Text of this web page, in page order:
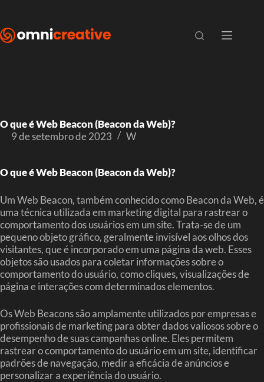
O que é Web Beacon (Beacon da Web)?
9 de setembro de 2023
W
O que é Web Beacon (Beacon da Web)?
Um Web Beacon, também conhecido como Beacon da Web, é
uma técnica utilizada em marketing digital para rastrear o
comportamento dos usuários em um site. Trata-se de um
pequeno objeto gráfico, geralmente invisível aos olhos dos
visitantes, que é incorporado em uma página da web. Esses
objetos são usados para coletar informações sobre o
comportamento do usuário, como cliques, visualizações de
página e interações com determinados elementos.
Os Web Beacons são amplamente utilizados por empresas e
profissionais de marketing para obter dados valiosos sobre o
desempenho de suas campanhas online. Eles permitem
rastrear o comportamento do usuário em um site, identificar
padrões de navegação, medir a eficácia de anúncios e
personalizar a experiência do usuário.